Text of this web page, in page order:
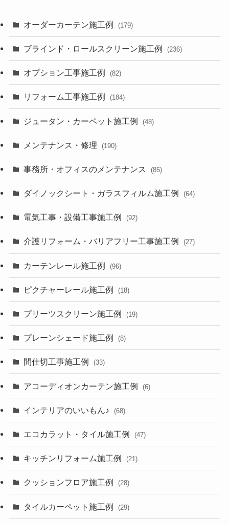
オーダーカーテン施工例 (179)
ブラインド・ロールスクリーン施工例 (236)
オプション工事施工例 (82)
リフォーム工事施工例 (184)
ジュータン・カーペット施工例 (48)
メンテナンス・修理 (190)
事務所・オフィスのメンテナンス (85)
ダイノックシート・ガラスフィルム施工例 (64)
電気工事・設備工事施工例 (92)
介護リフォーム・バリアフリー工事施工例 (27)
カーテンレール施工例 (96)
ピクチャーレール施工例 (18)
プリーツスクリーン施工例 (19)
プレーンシェード施工例 (8)
間仕切工事施工例 (33)
アコーディオンカーテン施工例 (6)
インテリアのいいもん♪ (68)
エコカラット・タイル施工例 (47)
キッチンリフォーム施工例 (21)
クッションフロア施工例 (28)
タイルカーペット施工例 (29)